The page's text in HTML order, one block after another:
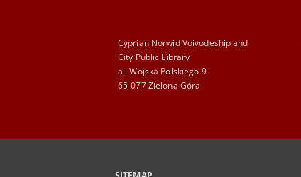
Cyprian Norwid Voivodeship and
City Public Library
al. Wojska Polskiego 9
65-077 Zielona Góra